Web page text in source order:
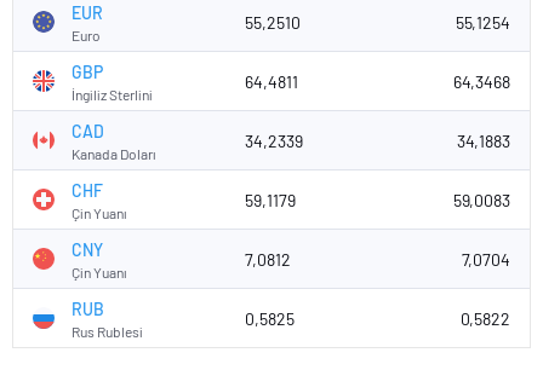
EUR
Euro
55,2510 55,1254
GBP
İngiliz Sterlini
64,4811 64,3468
CAD
Kanada Doları
34,2339 34,1883
CHF
Çin Yuanı
59,1179 59,0083
CNY
Çin Yuanı
7,0812 7,0704
RUB
Rus Rublesi
0,5825 0,5822